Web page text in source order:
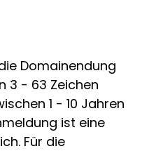
Domainendung
3 - 63 Zeichen
1 - 10 Jahren
ist eine
Für die